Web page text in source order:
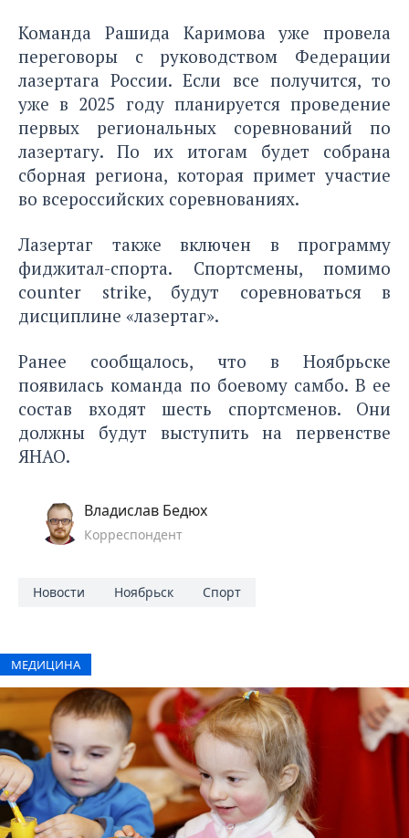
Команда Рашида Каримова уже провела
переговоры с руководством Федерации
лазертага России. Если все получится, то
уже в 2025 году планируется проведение
первых региональных соревнований по
лазертагу. По их итогам будет собрана
сборная региона, которая примет участие
во всероссийских соревнованиях.
Лазертаг также включен в программу
фиджитал-спорта. Спортсмены, помимо
counter strike, будут соревноваться в
дисциплине «лазертаг».
Ранее сообщалось, что в Ноябрьске
появиласькоманда по боевому самбо. В ее
состав входят шесть спортсменов. Они
должны будут выступить на первенстве
ЯНАО.
Владислав Бедюх
Корреспондент
Новости Ноябрьск Спорт
МЕДИЦИНА